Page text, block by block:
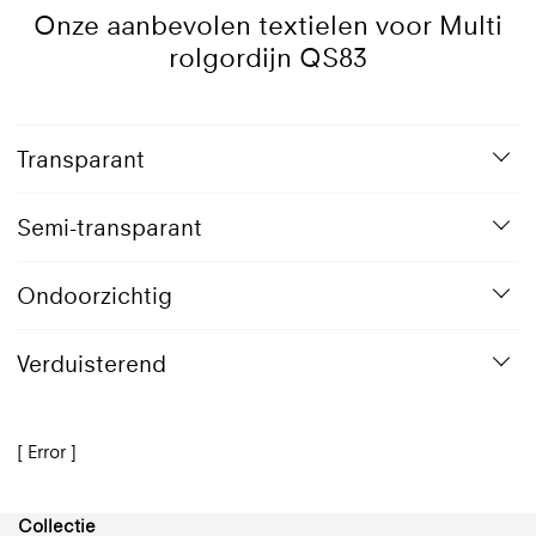
Onze aanbevolen textielen voor Multi
rolgordijn QS83
Transparant
Semi-transparant
Ondoorzichtig
Verduisterend
[ Error ]
Collectie